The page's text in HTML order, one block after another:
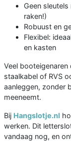
Geen
raken!)
Robuust en
Flexibel:
en kasten
Veel
staalkabel of RVS
aanleggen, zonder
meeneemt.
Bij Hangslotje.nl
werken. Dit
vandaag nog, en